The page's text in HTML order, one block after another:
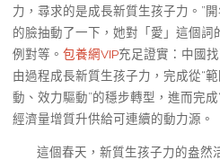
力，尋求的是成長新質生孩子力。”
的臉抽動了一下，她對「愛」這個詞
例對等。 包養網VIP充足證實：中國
由過程成長新質生孩子力，完成從“
動、效力驅動”的穩步轉型，進而完
經濟量增質升供給可連續的動力源。
這個春天，新質生孩子力的盎然